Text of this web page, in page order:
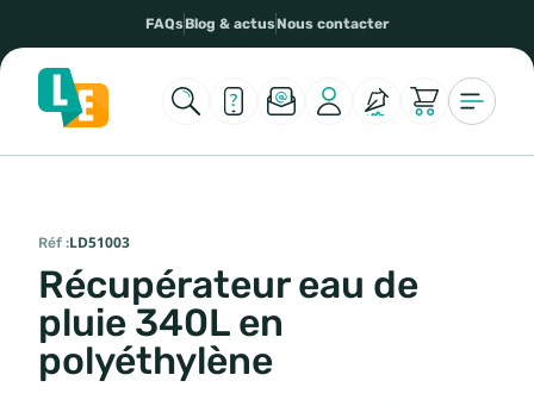
FAQsBlog & actusNous contacter
Réf :LD51003
Récupérateur eau de
pluie 340L en
polyéthylène